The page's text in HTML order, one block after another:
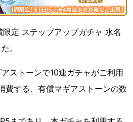
定 ステップアップガチャ 水名
。
ストーンで10連ガチャがご利用
費する、有償マギアストーンの数